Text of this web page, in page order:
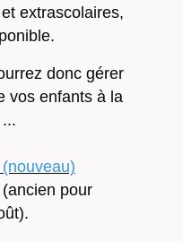
extrascolaires,
donc gérer
vos enfants à la
pour